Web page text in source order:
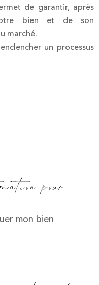
de garantir, après
bien et de son
marché.
un processus
pour
mon bien